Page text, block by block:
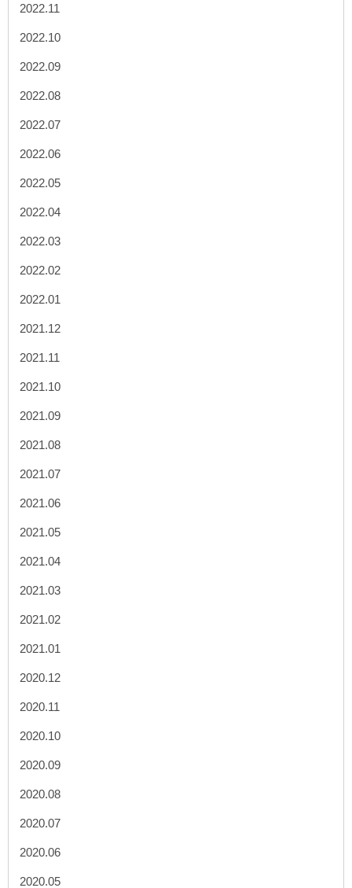
2022.11
2022.10
2022.09
2022.08
2022.07
2022.06
2022.05
2022.04
2022.03
2022.02
2022.01
2021.12
2021.11
2021.10
2021.09
2021.08
2021.07
2021.06
2021.05
2021.04
2021.03
2021.02
2021.01
2020.12
2020.11
2020.10
2020.09
2020.08
2020.07
2020.06
2020.05